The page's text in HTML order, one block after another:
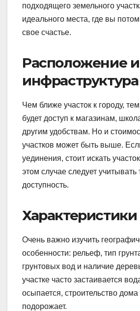
подходящего земельного
идеального места, где вы потом
свое счастье.
Расположение и
инфраструктура
Чем ближе участок к городу,
будет доступ к магазинам,
другим удобствам. Но и
участков может быть выше.
уединения, стоит искать
этом случае следует
доступность.
Характеристики
Очень важно изучить
особенности: рельеф, тип
грунтовых вод и наличие
участке часто застаивается
осыпается, строительство
подорожает.